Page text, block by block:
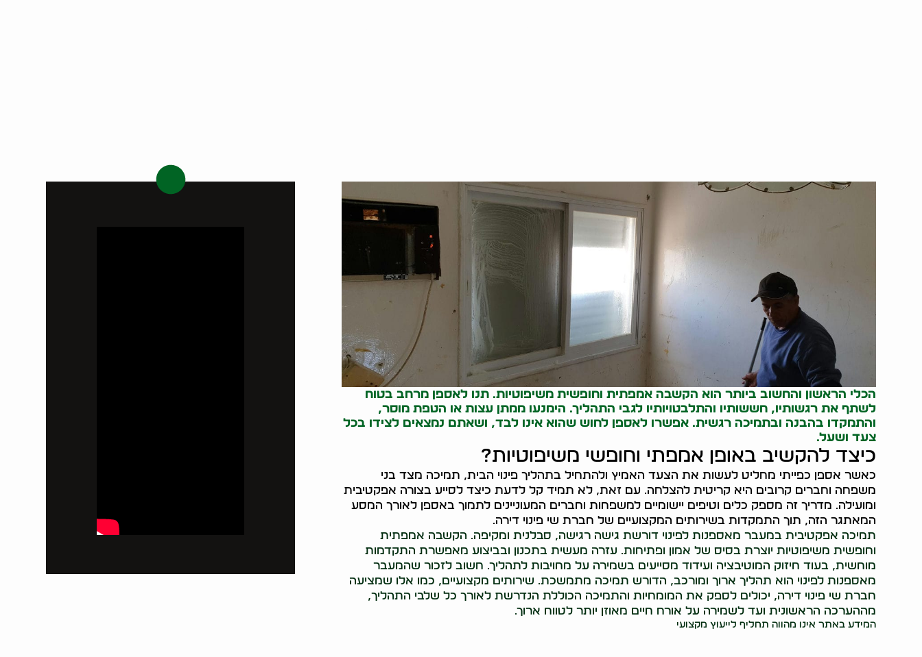
הכלי הראשון והחשוב ביותר הוא הקשבה אמפתית וחופשית משיפוטיות. תנו לאספן מרחב בטוח
לשתף את רגשותיו, חששותיו והתלבטויותיו לגבי התהליך. הימנעו ממתן עצות או הטפת מוסר,
והתמקדו בהבנה ובתמיכה רגשית. אפשרו לאספן לחוש שהוא אינו לבד, ושאתם נמצאים לצידו בכל
צעד ושעל.
כיצד להקשיב באופן אמפתי וחופשי משיפוטיות?
כאשר אספן כפייתי מחליט לעשות את הצעד האמיץ ולהתחיל בתהליך פינוי הבית, תמיכה מצד בני
משפחה וחברים קרובים היא קריטית להצלחה. עם זאת, לא תמיד קל לדעת כיצד לסייע בצורה אפקטיבית
ומועילה. מדריך זה מספק כלים וטיפים יישומיים למשפחות וחברים המעוניינים לתמוך באספן לאורך המסע
המאתגר הזה, תוך התמקדות בשירותים המקצועיים של חברת שי פינוי דירה.
תמיכה אפקטיבית במעבר מאספנות לפינוי דורשת גישה רגישה, סבלנית ומקיפה. הקשבה אמפתית
וחופשית משיפוטיות יוצרת בסיס של אמון ופתיחות. עזרה מעשית בתכנון ובביצוע מאפשרת התקדמות
מוחשית, בעוד חיזוק המוטיבציה ועידוד מסייעים בשמירה על מחויבות לתהליך. חשוב לזכור שהמעבר
מאספנות לפינוי הוא תהליך ארוך ומורכב, הדורש תמיכה מתמשכת. שירותים מקצועיים, כמו אלו שמציעה
חברת שי פינוי דירה, יכולים לספק את המומחיות והתמיכה הכוללת הנדרשת לאורך כל שלבי התהליך,
מההערכה הראשונית ועד לשמירה על אורח חיים מאוזן יותר לטווח ארוך.
המידע באתר אינו מהווה תחליף לייעוץ מקצועי